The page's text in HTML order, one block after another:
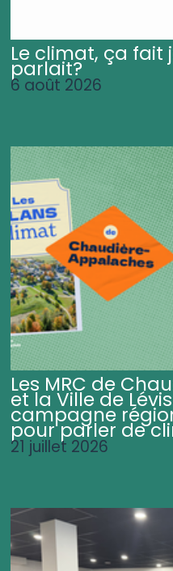
Le climat, ça fait
parlait?
6 août 2026
Les MRC de
et la Ville de
campagne
pour parler de
21 juillet 2026